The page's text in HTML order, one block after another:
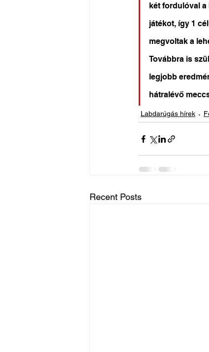
két fordulóval
játékot, így 1
megvoltak a
Továbbra is
legjobb
hátralévő
Labdarúgás hírek
Recent Posts